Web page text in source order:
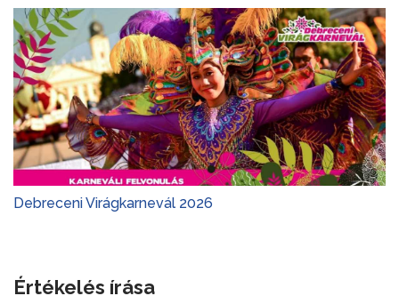
Debreceni Virágkarnevál 2026
Értékelés írása